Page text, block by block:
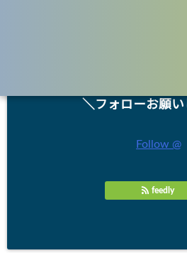
＼フォローお願い
Follow @
feedly